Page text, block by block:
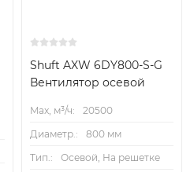
Shuft AXW 6DY800-S-G
Вентилятор осевой
Max, м³/ч:
20500
Диаметр.:
800 мм
Тип.:
Осевой, На решетке